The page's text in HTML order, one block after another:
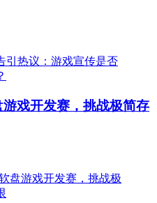
戏开发赛，挑战极简存